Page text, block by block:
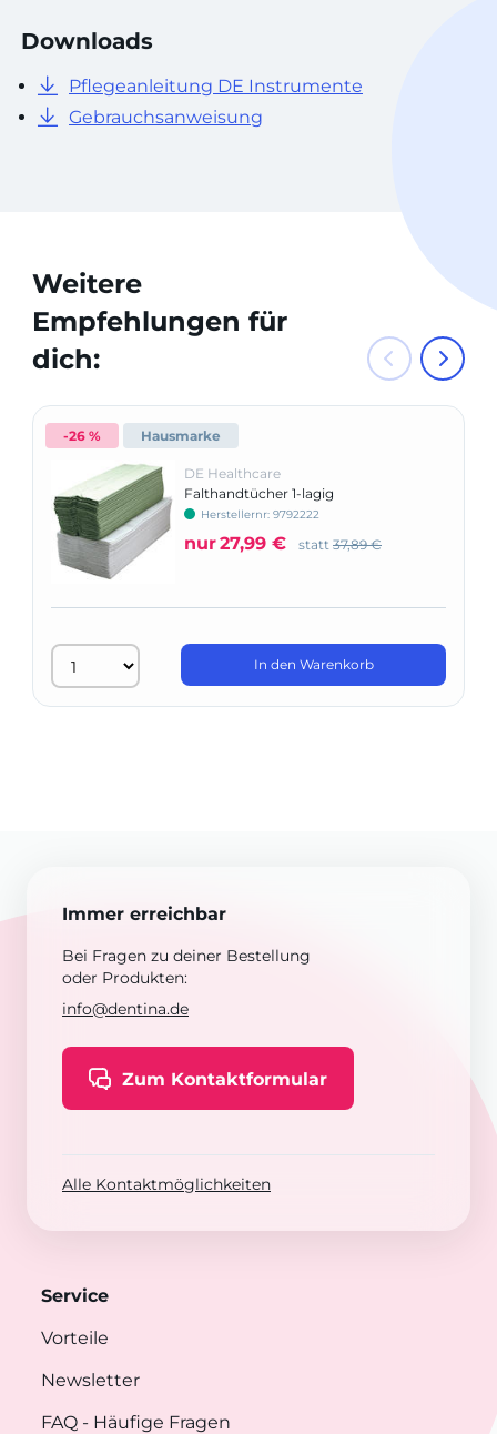
Downloads
Pflegeanleitung DE Instrumente
Gebrauchsanweisung
Weitere
Empfehlungen für
dich:
-26 % Hausmarke
DE Healthcare
Falthandtücher 1-lagig
Herstellernr: 9792222
nur27,99 € statt 37,89 €
In den Warenkorb
Immer erreichbar
Bei Fragen zu deiner Bestellung
oder Produkten:
info@dentina.de
Zum Kontaktformular
Alle Kontaktmöglichkeiten
Service
Vorteile
Newsletter
FAQ - Häufige Fragen